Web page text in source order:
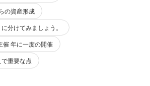
の資産形成
分けてみましょう。
催 年に一度の開催
重要な点